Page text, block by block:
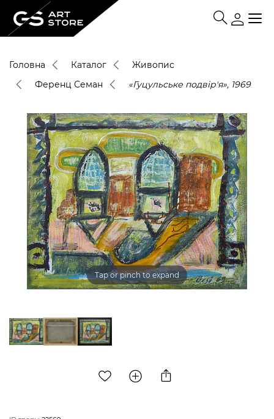
Головна Каталог
Живопис
Ференц Семан
«Гуцульське подвір'я», 1969
Tap or pinch to expand